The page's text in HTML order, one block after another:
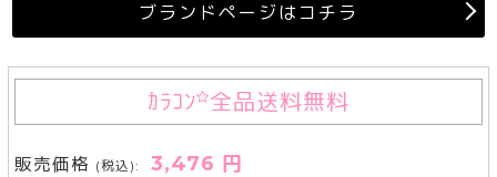
ブランドページはコチラ
ｶﾗｺﾝ 全品送料無料
販売価格 (税込): 3,476 円